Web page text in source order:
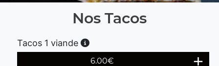
Nos Tacos
Tacos 1 viande
6.00€